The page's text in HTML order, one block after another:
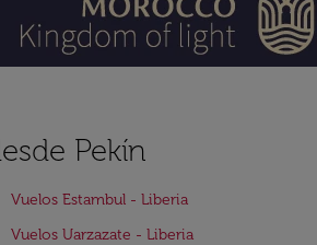
Pekín
Vuelos Estambul - Liberia
Vuelos Uarzazate - Liberia